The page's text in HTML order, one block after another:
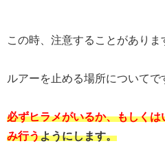
この時、注意することがありま
ルアーを止める場所についてで
必ずヒラメがいるか、もしく
み行うようにします。